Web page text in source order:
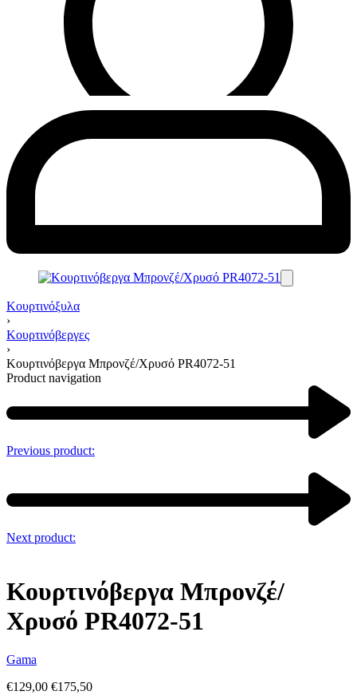
Κουρτινόξυλα
›
Κουρτινόβεργες
›
Κουρτινόβεργα Μπρονζέ/Χρυσό PR4072-51
Product navigation
Previous product:
Next product:
Κουρτινόβεργα Μπρονζέ/
Χρυσό PR4072-51
Gama
€129,00 €175,50